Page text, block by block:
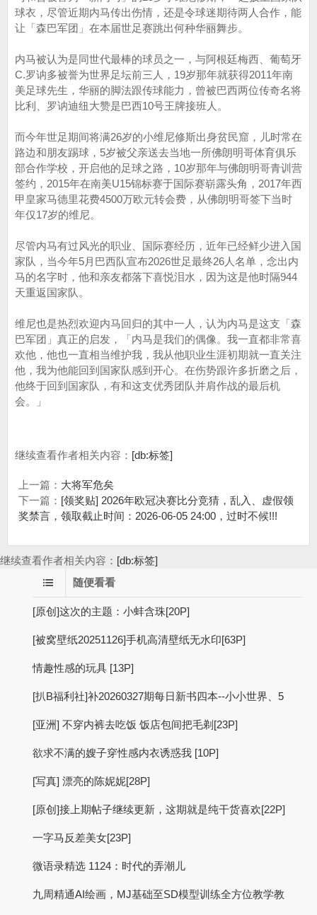
球衣，尽管近期内马传出伤情，还是令球迷期待两人合作，能
让「森巴军团」在本届世足赛跳出何种华丽舞步。
内马被认为是同世代最棒的球员之一，与阿根廷梅西、葡萄牙
C.罗讷多被誉为世界足坛前三人，19岁那年就获得2011年南
美足球先生，华丽的脚法跟传球能力，曾被巴西两位传奇名将
比利、罗讷迪纽大赞是巴西10号王牌接班人。
而今年世足期间将满26岁的小维尼修斯出身贫民窟，儿时常在
路边和朋友踢球，5岁被父亲送去当地一所佛朗明哥体育俱乐
部合作学校，开启他的足球之路，10岁那年与佛朗明哥青训营
签约，2015年在南美U15锦标赛于国际赛崭露头角，2017年西
甲皇家马德里花费4500万欧元转会费，从佛朗明哥签下当时
年仅17岁的维尼。
尽管内马有过风光的职业、国际赛经历，近年已经鲜少进入国
家队，当今年5月巴西队宣布2026世足最终26人名单，念出内
马的名字时，他和亲友都落下喜悦泪水，因为这是他时隔944
天重返国家队。
维尼也是热烈欢迎内马回归的其中一人，认为内马是这支「森
巴军团」真正的启发，「内马是我们的偶像。我一直都非常喜
欢他，他也一直相当维护我，我从他职业生涯初期就一直关注
他，我为他能回到国家队感到开心。在伤势跟许多折磨之后，
他终于回到国家队，有和这支优秀团队并肩作战的最后机
会。」
继续查看作者相关内容： [db:标签]
上一篇： 大将军危矣
下一篇： [领奖贴] 2026年欧冠决赛比分竞猜，乱入、虚假领
奖禁言，领取截止时间：2026-06-05 24:00，过时不候!!!
继续查看作者相关内容： [db:标签]
随便看看
[原创]这次的主题：小蚌含珠[20P]
[被窝壁纸20251126]手机高清壁纸无水印[63P]
情趣性感的玩具 [13P]
[扒B福利社]补20260327期每日新书四本--小小世界、5
[亚洲] 不穿内裤去吃饭 饭店包间把毛剃[23P]
欲求不满的嫂子穿性感内衣诱惑我 [10P]
[写真] 漂亮的陈妮妮[28P]
[原创]接上期帖子继续更新，这期就是纯干货喜欢[22P]
一字马反差美女[23P]
微语录精选 1124：时代的弄潮儿
九周精通AI绘画，MJ基础至SD模型训练全方位教学教